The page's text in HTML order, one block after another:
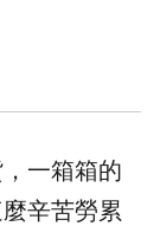
一箱箱的
辛苦勞累